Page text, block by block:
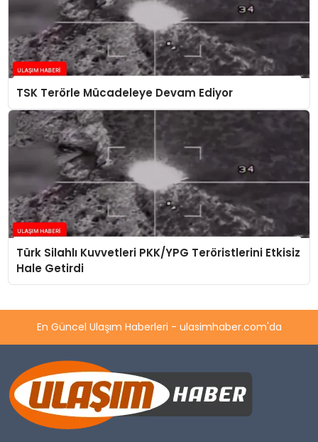
TSK Terörle Mücadeleye Devam Ediyor
Türk Silahlı Kuvvetleri PKK/YPG Teröristlerini Etkisiz
Hale Getirdi
En Güncel Ulaşım Haberleri - ulasimhaber.com'da